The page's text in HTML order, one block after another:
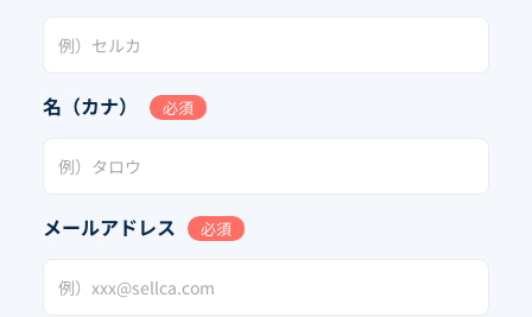
名（カナ） 必須
メールアドレス 必須